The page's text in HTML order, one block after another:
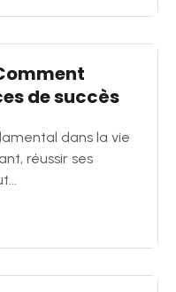
de succès
dans la vie
réussir ses